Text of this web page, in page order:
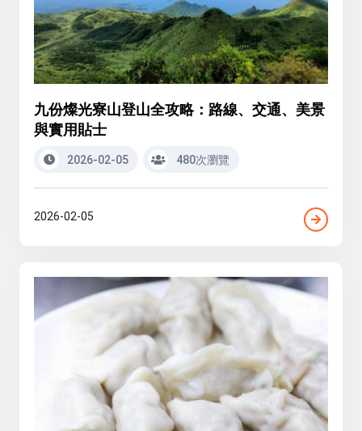
九份燦光寮山登山全攻略：路線、交通、美景
與實用貼士
2026-02-05 480次瀏覽
2026-02-05